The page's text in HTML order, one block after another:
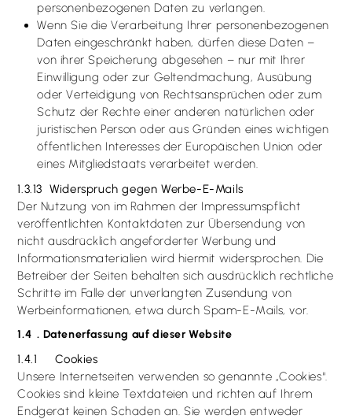
personenbezogenen Daten zu verlangen.
Wenn Sie die Verarbeitung Ihrer personenbezogenen
Daten eingeschränkt haben, dürfen diese Daten –
von ihrer Speicherung abgesehen – nur mit Ihrer
Einwilligung oder zur Geltendmachung, Ausübung
oder Verteidigung von Rechtsansprüchen oder zum
Schutz der Rechte einer anderen natürlichen oder
juristischen Person oder aus Gründen eines wichtigen
öffentlichen Interesses der Europäischen Union oder
eines Mitgliedstaats verarbeitet werden.
1.3.13 Widerspruch gegen Werbe-E-Mails
Der Nutzung von im Rahmen der Impressumspflicht
veröffentlichten Kontaktdaten zur Übersendung von
nicht ausdrücklich angeforderter Werbung und
Informationsmaterialien wird hiermit widersprochen. Die
Betreiber der Seiten behalten sich ausdrücklich rechtliche
Schritte im Falle der unverlangten Zusendung von
Werbeinformationen, etwa durch Spam-E-Mails, vor.
1.4 . Datenerfassung auf dieser Website
1.4.1 Cookies
Unsere Internetseiten verwenden so genannte „Cookies“.
Cookies sind kleine Textdateien und richten auf Ihrem
Endgerät keinen Schaden an. Sie werden entweder